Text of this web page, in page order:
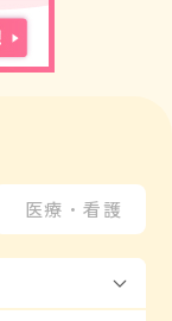
医療・看護